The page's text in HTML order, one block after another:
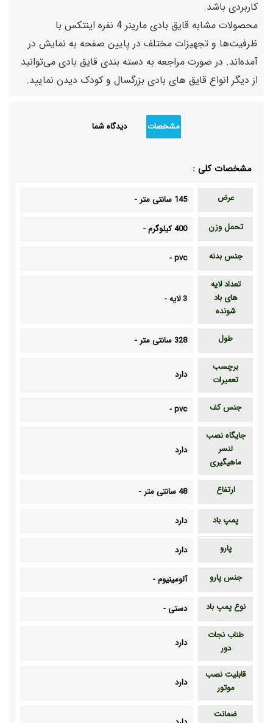
کاربردی باشد.
محصولات مشابه قایق بادی مارینر 4 نفره اینتکس با
ظرفیت‌ها و تجهیزات مختلف در پایین صفحه به نمایش در
آمده‌اند. در صورت مراجعه به دسته بندی قایق بادی می‌توانید
از دیگر انواع قایق های بادی بزرگسال و کودک دیدن نمایید.
مشخصات دیدگاه شما
مشخصات کلی :
عرض 145 سانتی متر -
تحمل وزن 400 کیلوگرم -
جنس بدنه pvc
-
تعداد لایه
های باد
شونده
3 لایه -
طول 328 سانتی متر -
برچسب
تعمیرات
دارد
جنس کف pvc
-
جایگاه نصب
لنسر
ماهیگیری
دارد
ارتفاع 48 سانتی متر -
پمپ باد دارد
پارو دارد
جنس پارو آلومینیوم-
نوع پمپ باد دستی-
طناب نجات
دور
دارد
قابلیت نصب
موتور
دارد
ضمانت